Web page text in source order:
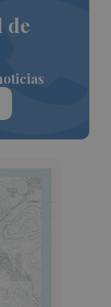
de